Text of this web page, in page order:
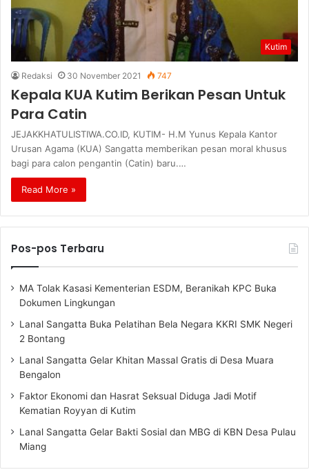
Kutim
Redaksi 30 November 2021 747
Kepala KUA Kutim Berikan Pesan Untuk
Para Catin
JEJAKKHATULISTIWA.CO.ID, KUTIM- H.M Yunus Kepala Kantor
Urusan Agama (KUA) Sangatta memberikan pesan moral khusus
bagi para calon pengantin (Catin) baru.…
Read More »
Pos-pos Terbaru
MA Tolak Kasasi Kementerian ESDM, Beranikah KPC Buka
Dokumen Lingkungan
Lanal Sangatta Buka Pelatihan Bela Negara KKRI SMK Negeri
2 Bontang
Lanal Sangatta Gelar Khitan Massal Gratis di Desa Muara
Bengalon
Faktor Ekonomi dan Hasrat Seksual Diduga Jadi Motif
Kematian Royyan di Kutim
Lanal Sangatta Gelar Bakti Sosial dan MBG di KBN Desa Pulau
Miang